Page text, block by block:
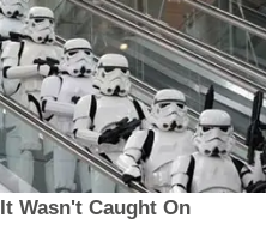
Wasn't Caught On